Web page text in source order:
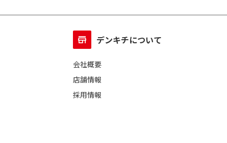
デンキチについて
会社概要
店舗情報
採用情報